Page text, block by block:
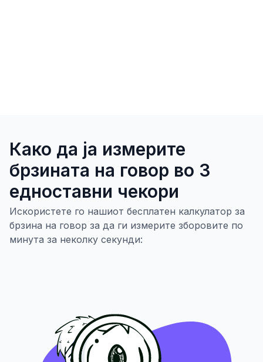
Како да ја измерите
брзината на говор во 3
едноставни чекори
Искористете го нашиот бесплатен калкулатор за
брзина на говор за да ги измерите зборовите по
минута за неколку секунди: